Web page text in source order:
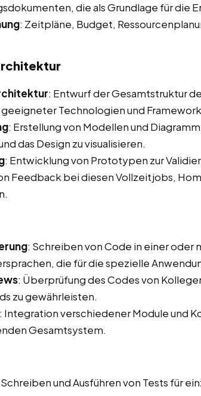
die als Grundlage für die
: Zeitpläne, Budget,
: Entwurf der Gesamtstruktur
geeigneter Technologien und
: Erstellung von Modellen und
das Design zu visualisieren.
: Entwicklung von Prototypen zur
Feedback bei diesen Vollzeitjobs,
: Schreiben von Code in einer oder
die für die spezielle
: Überprüfung des Codes von
zu gewährleisten.
: Integration verschiedener Module und
Gesamtsystem.
Schreiben und Ausführen von Tests für